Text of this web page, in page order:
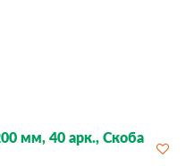
мм, 40 арк., Скоба